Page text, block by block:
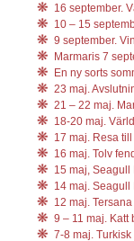
16 september.
10 – 15
9 september.
Marmaris 7
En ny sorts
23 maj.
21 – 22 maj.
18-20 maj.
17 maj. Resa
16 maj. Tolv
15 maj, Seagull
14 maj. Seagull
12 maj.
9 – 11 maj. Katt
7-8 maj. Turkisk